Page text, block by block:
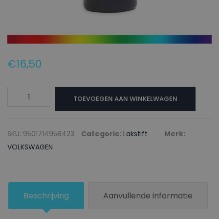
€16,50
VOLKSWAGEN
SIGNALGRAU
RAL7004-
20ml
aantal
TOEVOEGEN AAN WINKELWAGEN
SKU: 9501714958423 Categorie: Lakstift
Merk:
VOLKSWAGEN
Beschrijving Aanvullende informatie